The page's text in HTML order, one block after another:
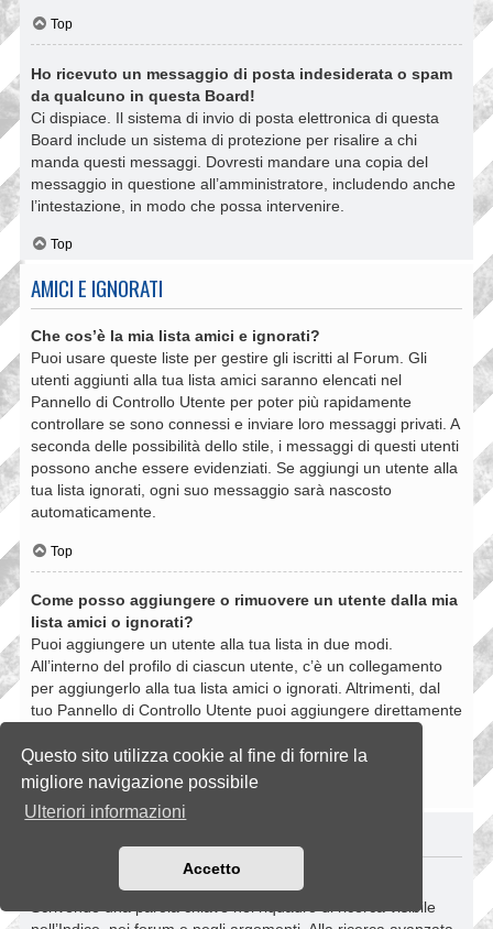
Questo sito utilizza cookie al fine di fornire la
migliore navigazione possibile
Ulteriori informazioni
Accetto
Top
Ho ricevuto un messaggio di posta indesiderata o spam
da qualcuno in questa Board!
Ci dispiace. Il sistema di invio di posta elettronica di questa
Board include un sistema di protezione per risalire a chi
manda questi messaggi. Dovresti mandare una copia del
messaggio in questione all’amministratore, includendo anche
l’intestazione, in modo che possa intervenire.
Top
AMICI E IGNORATI
Che cos’è la mia lista amici e ignorati?
Puoi usare queste liste per gestire gli iscritti al Forum. Gli
utenti aggiunti alla tua lista amici saranno elencati nel
Pannello di Controllo Utente per poter più rapidamente
controllare se sono connessi e inviare loro messaggi privati. A
seconda delle possibilità dello stile, i messaggi di questi utenti
possono anche essere evidenziati. Se aggiungi un utente alla
tua lista ignorati, ogni suo messaggio sarà nascosto
automaticamente.
Top
Come posso aggiungere o rimuovere un utente dalla mia
lista amici o ignorati?
Puoi aggiungere un utente alla tua lista in due modi.
All’interno del profilo di ciascun utente, c’è un collegamento
per aggiungerlo alla tua lista amici o ignorati. Altrimenti, dal
tuo Pannello di Controllo Utente puoi aggiungere direttamente
rimuovere un utente dalla lista dalla stessa pagina.
Top
Come si fanno le ricerche nella Board?
Scrivendo una parola chiave nel riquadro di ricerca visibile